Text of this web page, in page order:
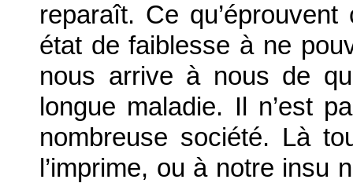
reparaît. Ce
état de faiblesse à ne
nous arrive à nous de
longue maladie. Il n’est
nombreuse société. Là
l’imprime, ou à notre insu